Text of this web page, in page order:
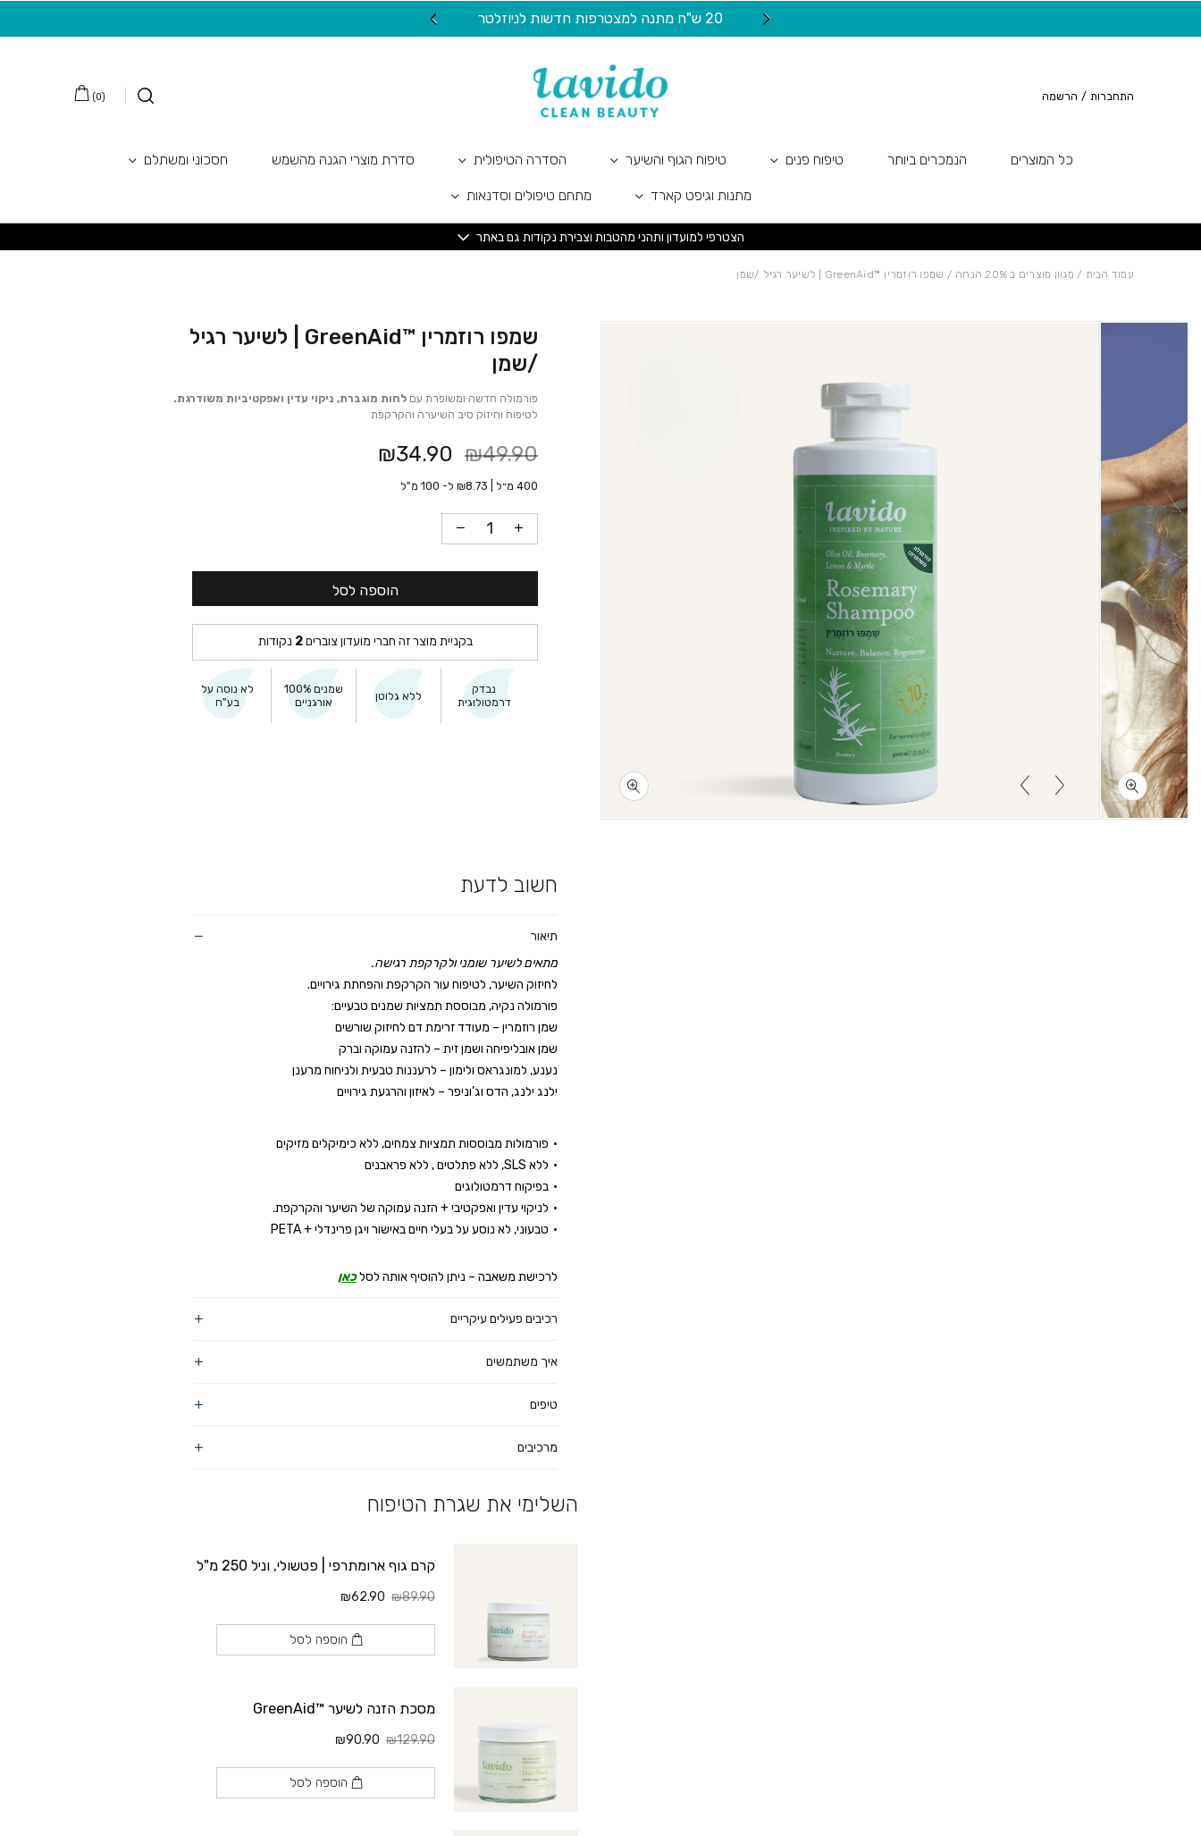
20 ש"ח מתנה למצטרפות חדשות לניוזלטר
(
0
) התחברות / הרשמה
כל המוצרים הנמכרים ביותר טיפוח פנים טיפוח הגוף והשיער הסדרה הטיפולית סדרת מוצרי הגנה מהשמש חסכוני ומשתלם
מתנות וגיפט קארד מתחם טיפולים וסדנאות
הצטרפי למועדון ותהני מהטבות וצבירת נקודות גם באתר
עמוד הבית / מגוון מוצרים ב 20% הנחה / שמפו רוזמרין ™GreenAid | לשיער רגיל /שמן
שמפו רוזמרין ™GreenAid | לשיער רגיל
/שמן
פורמולה חדשה ומשופרת עם לחות מוגברת, ניקוי עדין ואפקטיביות משודרגת.
לטיפוח וחיזוק סיב השיערה והקרקפת
₪49.90
₪34.90
400 מ״ל | ₪8.73 ל- 100 מ"ל
הוספה לסל
בקניית מוצר זה חברי מועדון צוברים2 נקודות
נבדק
דרמטולוגית
ללא גלוטן
שמנים 100%
אורגניים
לא נוסה על
בע"ח
חשוב לדעת
תיאור
מתאים לשיער שומני ולקרקפת רגישה.
לחיזוק השיער, לטיפוח עור הקרקפת והפחתת גירויים.
פורמולה נקיה, מבוססת תמציות שמנים טבעיים:
שמן רוזמרין – מעודד זרימת דם לחיזוק שורשים
שמן אובליפיחה ושמן זית – להזנה עמוקה וברק
נענע, למונגראס ולימון – לרעננות טבעית ולניחוח מרענן
ילנג ילנג, הדס וג’וניפר – לאיזון והרגעת גירויים
פורמולות מבוססות תמציות צמחים, ללא כימיקלים מזיקים
ללא SLS, ללא פתלטים , ללא פראבנים
בפיקוח דרמטולוגים
לניקוי עדין ואפקטיבי + הזנה עמוקה של השיער והקרקפת.
טבעוני, לא נוסע על בעלי חיים באישור ויגן פרינדלי +PETA
לרכישת משאבה – ניתן להוסיף אותה לסלכאן
רכיבים פעילים עיקריים
איך משתמשים
טיפים
מרכיבים
השלימי את שגרת הטיפוח
קרם גוף ארומתרפי | פטשולי, וניל 250 מ"ל
₪89.90
₪62.90
הוספה לסל
מסכת הזנה לשיער ™GreenAid
₪129.90
₪90.90
הוספה לסל